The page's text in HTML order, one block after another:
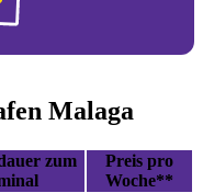
Malaga
zum
Preis pro
Woche**